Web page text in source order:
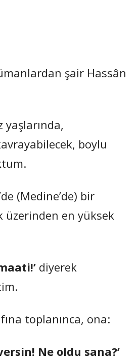
şair Hassân
yaşlarında,
boylu
(Medine’de) bir
üzerinden en yüksek
diyerek
toplanınca, ona:
Ne oldu sana?’